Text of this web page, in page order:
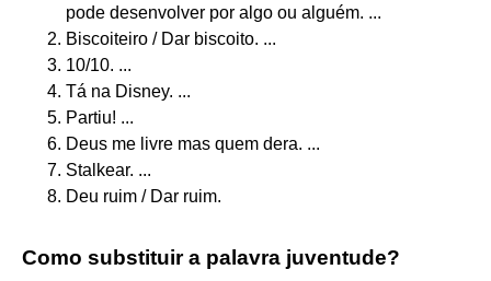
pode desenvolver por algo ou alguém. ...
Biscoiteiro / Dar biscoito. ...
10/10. ...
Tá na Disney. ...
Partiu! ...
Deus me livre mas quem dera. ...
Stalkear. ...
Deu ruim / Dar ruim.
Como substituir a palavra juventude?